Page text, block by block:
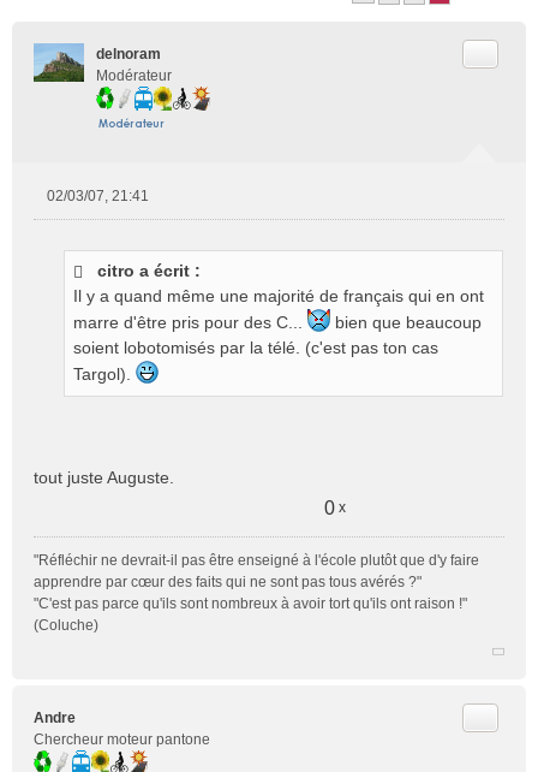
delnoram
Modérateur
02/03/07, 21:41
citro a écrit :
Il y a quand même une majorité de français qui en ont
marre d'être pris pour des C...
bien que beaucoup
soient lobotomisés par la télé. (c'est pas ton cas
Targol).
tout juste Auguste.
0 x
"Réfléchir ne devrait-il pas être enseigné à l'école plutôt que d'y faire
apprendre par cœur des faits qui ne sont pas tous avérés ?"
"C'est pas parce qu'ils sont nombreux à avoir tort qu'ils ont raison !"
(Coluche)
Andre
Chercheur moteur pantone